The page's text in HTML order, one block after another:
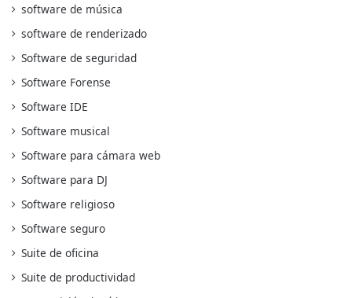
software de música
software de renderizado
Software de seguridad
Software Forense
Software IDE
Software musical
Software para cámara web
Software para DJ
Software religioso
Software seguro
Suite de oficina
Suite de productividad